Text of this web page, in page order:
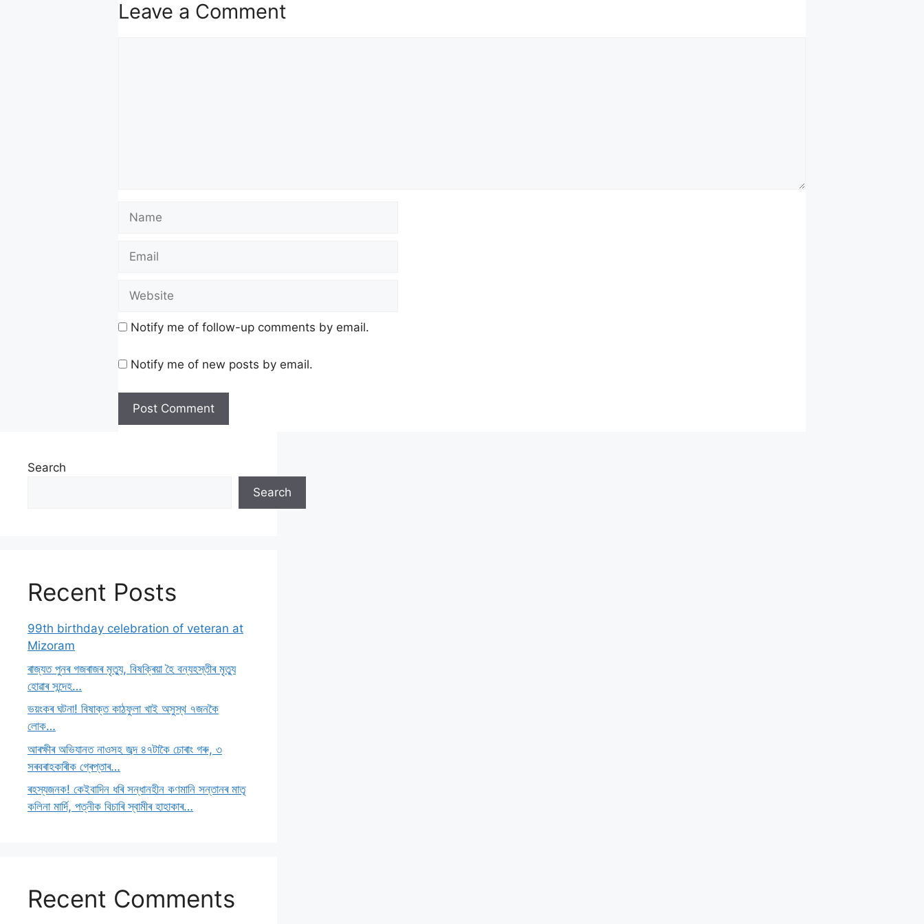
Leave a Comment
Notify me of follow-up comments by email.
Notify me of new posts by email.
Search
Search
Recent Posts
99th birthday celebration of veteran at
Mizoram
ৰাজ্যত পুনৰ গজৰাজৰ মৃত্যু, বিষক্ৰিয়া হৈ বন্যহস্তীৰ মৃত্যু
হোৱাৰ সন্দেহ…
ভয়ংকৰ ঘটনা! বিষাক্ত কাঠফুলা খাই অসুস্থ ৭জনকৈ
লোক…
আৰক্ষীৰ অভিযানত নাওসহ জব্দ ৪৭টাকৈ চোৰাং গৰু, ৩
সৰবৰাহকাৰীক গ্ৰেপ্তাৰ…
ৰহস্যজনক! কেইবাদিন ধৰি সন্ধানহীন কণমানি সন্তানৰ মাতৃ
কলিনা মাৰ্দি, পত্নীক বিচাৰি স্বামীৰ হাহাকাৰ…
Recent Comments